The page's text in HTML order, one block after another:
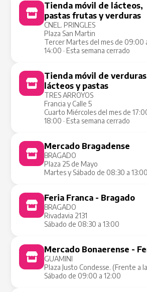
Tienda móvil de lácteos,
pastas frutas y verduras
CNEL. PRINGLES
Plaza San Martin
Tercer Martes del mes de 09:00
14:00 · Esta semana cerrado
Tienda móvil de
lácteos y pastas
TRES ARROYOS
Francia y Calle 5
Cuarto Miércoles del mes de
18:00 · Esta semana cerrado
Mercado Bragadense
BRAGADO
Plaza 25 de Mayo
Martes y Sábado de 08:30 a 13:00
Feria Franca - Bragado
BRAGADO
Rivadavia 2131
Sábado de 08:30 a 13:00
Mercado Bonaerense -
GUAMINI
Plaza Justo Condesse. (Frente a
Sábado de 09:00 a 12:00